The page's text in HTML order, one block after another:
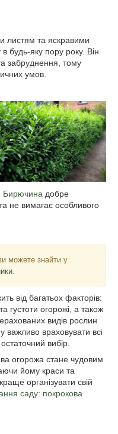
листям та яскравими
будь-яку пору року. Він
забруднення, тому
умов.
Бирючина добре
не вимагає особливого
можете знайти у
.
від багатьох факторів:
густоти огорожі, а також
видів рослин
важливо враховувати всі
вибір.
огорожа стане чудовим
йому краси та
організувати свій
саду: покрокова